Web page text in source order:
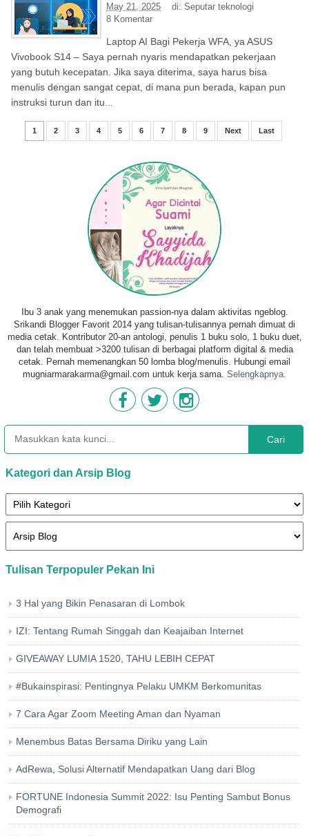
May 21, 2025 di: Seputar teknologi
8 Komentar
Laptop AI Bagi Pekerja WFA, ya ASUS
Vivobook S14 – Saya pernah nyaris mendapatkan pekerjaan
yang butuh kecepatan. Jika saya diterima, saya harus bisa
menulis dengan sangat cepat, di mana pun berada, kapan pun
instruksi turun dan itu...
1 2 3 4 5 6 7 8 9 Next Last
Ibu 3 anak yang menemukan passion-nya dalam aktivitas ngeblog.
Srikandi Blogger Favorit 2014 yang tulisan-tulisannya pernah dimuat di
media cetak. Kontributor 20-an antologi, penulis 1 buku solo, 1 buku duet,
dan telah membuat >3200 tulisan di berbagai platform digital & media
cetak. Pernah memenangkan 50 lomba blog/menulis. Hubungi email
mugniarmarakarma@gmail.com untuk kerja sama. Selengkapnya.
Cari
Kategori dan Arsip Blog
Tulisan Terpopuler Pekan Ini
3 Hal yang Bikin Penasaran di Lombok
IZI: Tentang Rumah Singgah dan Keajaiban Internet
GIVEAWAY LUMIA 1520, TAHU LEBIH CEPAT
#Bukainspirasi: Pentingnya Pelaku UMKM Berkomunitas
7 Cara Agar Zoom Meeting Aman dan Nyaman
Menembus Batas Bersama Diriku yang Lain
AdRewa, Solusi Alternatif Mendapatkan Uang dari Blog
FORTUNE Indonesia Summit 2022: Isu Penting Sambut Bonus
Demografi